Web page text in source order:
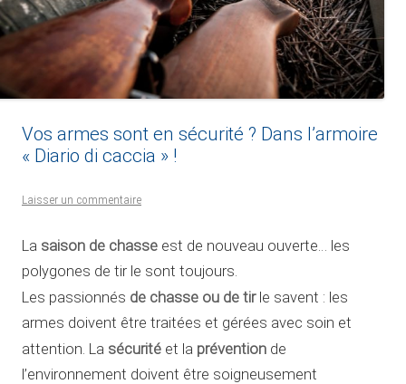
Vos armes sont en sécurité ? Dans l’armoire
« Diario di caccia » !
Laisser un commentaire
La saison de chasse est de nouveau ouverte… les
polygones de tir le sont toujours.
Les passionnés de chasse ou de tirle savent : les
armes doivent être traitées et gérées avec soin et
attention. La sécurité et la prévention de
l’environnement doivent être soigneusement